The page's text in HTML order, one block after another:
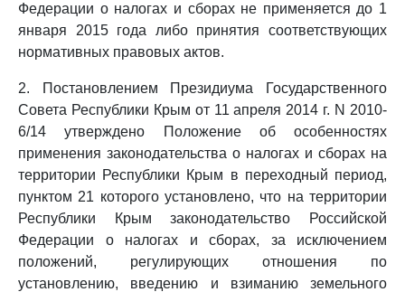
Федерации о налогах и сборах не применяется до 1
января 2015 года либо принятия соответствующих
нормативных правовых актов.
2. Постановлением Президиума Государственного
Совета Республики Крым от 11 апреля 2014 г. N 2010-
6/14 утверждено Положение об особенностях
применения законодательства о налогах и сборах на
территории Республики Крым в переходный период,
пунктом 21 которого установлено, что на территории
Республики Крым законодательство Российской
Федерации о налогах и сборах, за исключением
положений, регулирующих отношения по
установлению, введению и взиманию земельного